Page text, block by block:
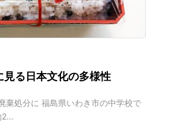
見る日本文化の多様性
棄処分に 福島県いわき市の中学校で
2…